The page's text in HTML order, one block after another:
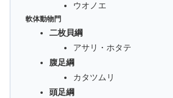
ウオノエ
軟体動物門
二枚貝綱
アサリ・ホタテ
腹足綱
カタツムリ
頭足綱